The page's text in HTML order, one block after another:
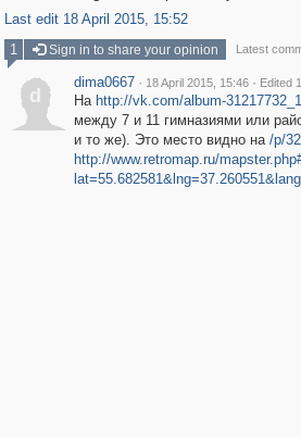
Last edit 18 April 2015, 15:52
1
Sign in to share your opinion Latest
d
dima0667 · 18 April 2015, 15:46 · Edited
На http://vk.com/album-
между 7 и 11 гимназиями или
и то же). Это место видно на /p/
http://www.retromap.ru/